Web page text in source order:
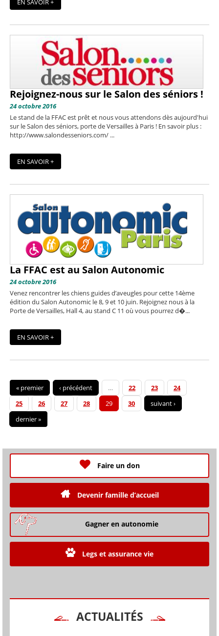
EN SAVOIR +
Rejoignez-nous sur le Salon des séniors !
24 octobre 2016
Le stand de la FFAC est prêt et nous vous attendons dès aujourd'hui
sur le Salon des séniors, porte de Versailles à Paris ! En savoir plus :
http://www.salondesseniors.com/ ...
EN SAVOIR +
La FFAC est au Salon Autonomic
24 octobre 2016
Venez rencontrer les chiens guides d’aveugles pour cette 14ème
édition du Salon Autonomic le 8, 9 et 10 juin. Rejoignez nous à la
Porte de Versailles, Hall 4, au stand C 11 où vous pourrez d�...
EN SAVOIR +
« premier ‹ précédent … 22 23
24
25
26 27 28 29 30
suivant ›
dernier »
Faire un don
Devenir famille d’accueil
Gagner en autonomie
Legs et assurance vie
ACTUALITÉS